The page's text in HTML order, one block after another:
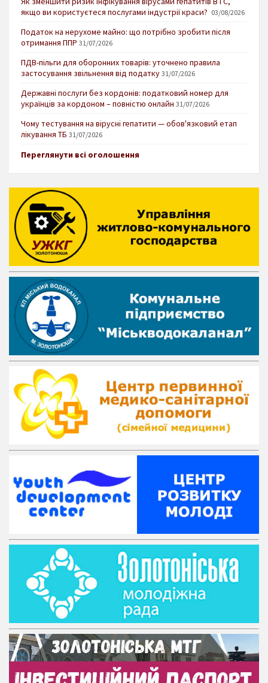
якщо ви користуєтеся послугами індустрії краси? 03/08/2026
Податок на нерухоме майно: що потрібно зробити після
отримання ППР 31/07/2026
ПДВ-пільги для оборонних товарів: уточнено правила
застосування звільнення від податку 31/07/2026
Державні послуги без кордонів: податковий номер для
українців за кордоном – повністю онлайн 31/07/2026
Чому тестування на вірусні гепатити — обов'язковий етап
лікування ТБ 31/07/2026
Переглянути всі оголошення